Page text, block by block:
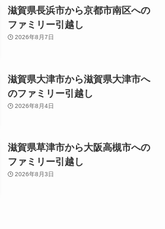
滋賀県長浜市から京都市南区への
ファミリー引越し
2026年8月7日
滋賀県大津市から滋賀県大津市へ
のファミリー引越し
2026年8月4日
滋賀県草津市から大阪高槻市への
ファミリー引越し
2026年8月3日